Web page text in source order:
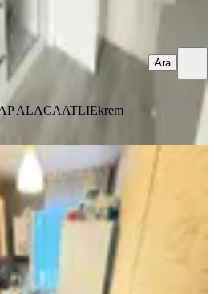
ALACAATLIEkrem
Ara
3+1 Çetin Emeç Yanı
Hürriyet Cd Üzeri
Harbiye Mahallesi
m²· 07.08.2026
₺